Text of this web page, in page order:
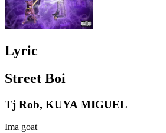
Lyric
Street Boi
Tj Rob, KUYA MIGUEL
Ima goat